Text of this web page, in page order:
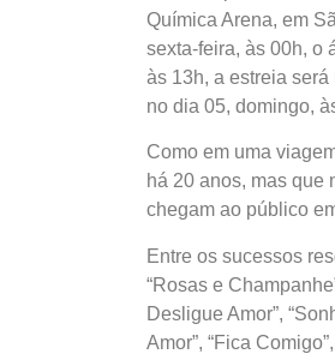
Química Arena, em
sexta-feira, às 00h, o
às 13h, a estreia
no dia 05, domingo,
Como em uma
há 20 anos, mas que
chegam ao público
Entre os sucessos
“Rosas e
Desligue Amor”,
Amor”, “Fica